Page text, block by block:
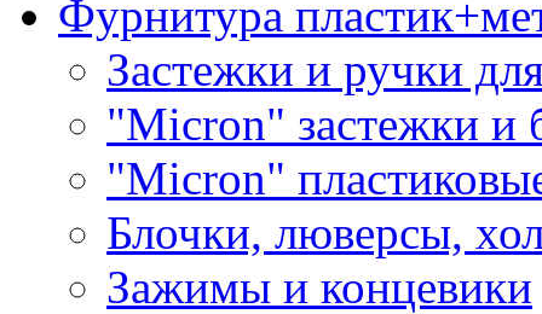
Фурнитура
Застежки и ручки
"Micron" застежки и
"Micron"
Блочки, люверсы,
Зажимы и концевики